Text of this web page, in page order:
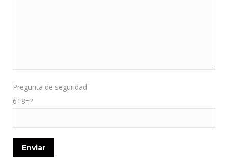
Pregunta de seguridad
6+8=?